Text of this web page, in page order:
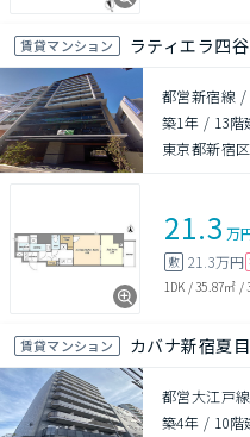
賃貸マンション ラティエラ四谷
都営新宿線 /
築1年 / 13階
東京都新宿
21.3 万
敷 21.3万円
1DK /35.87㎡ /
賃貸マンション カバナ新宿夏
都営大江戸
築4年 / 10階